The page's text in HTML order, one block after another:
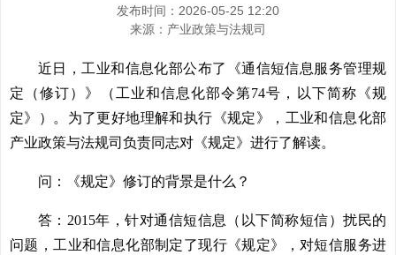
发布时间：2026-05-25 12:20
来源： 产业政策与法规司
近日，工业和信息化部公布了《通信短信息服务管理规
定（修订）》（工业和信息化部令第74号，以下简称《规
定》）。为了更好地理解和执行《规定》，工业和信息化部
产业政策与法规司负责同志对《规定》进行了解读。
问：《规定》修订的背景是什么？
答：2015年，针对通信短信息（以下简称短信）扰民的
问题，工业和信息化部制定了现行《规定》，对短信服务进